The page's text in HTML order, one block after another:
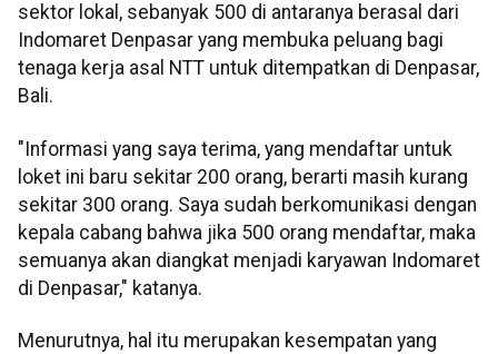
sektor lokal, sebanyak 500 di antaranya berasal dari
Indomaret Denpasar yang membuka peluang bagi
tenaga kerja asal NTT untuk ditempatkan di Denpasar,
Bali.
"Informasi yang saya terima, yang mendaftar untuk
loket ini baru sekitar 200 orang, berarti masih kurang
sekitar 300 orang. Saya sudah berkomunikasi dengan
kepala cabang bahwa jika 500 orang mendaftar, maka
semuanya akan diangkat menjadi karyawan Indomaret
di Denpasar," katanya.
Menurutnya, hal itu merupakan kesempatan yang